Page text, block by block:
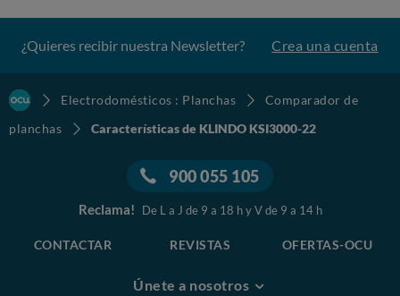
¿Quieres recibir nuestra Newsletter? Crea una cuenta
Electrodomésticos : Planchas
Comparador de
planchas
Características de KLINDO KSI3000-22
900 055 105
Reclama! De L a J de 9 a 18 h y V de 9 a 14 h
CONTACTAR REVISTAS OFERTAS-OCU
Únete a nosotros